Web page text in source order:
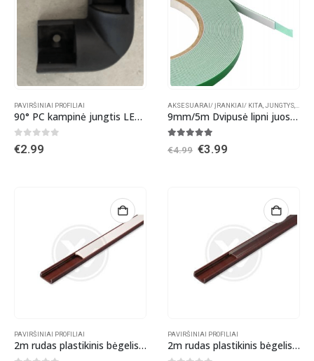
PAVIRŠINIAI PROFILIAI
90° PC kampinė jungtis LED juostos kampiniam profiliui Juoda
0out of 5
€2.99
AKSESUARAI/ ĮRANKIAI/ KITA JUNGTYS, LAIDAI LED JUOSTOMS
9mm/5m Dvipusė lipni juosta LED profiliui
out of 5
€4.99 Original
€3.99Current
PAVIRŠINIAI PROFILIAI
2m rudas plastikinis bėgelis su matiniu dangteliu
PAVIRŠINIAI PROFILIAI
2m rudas plastikinis bėgelis su skaidriu dangteliu